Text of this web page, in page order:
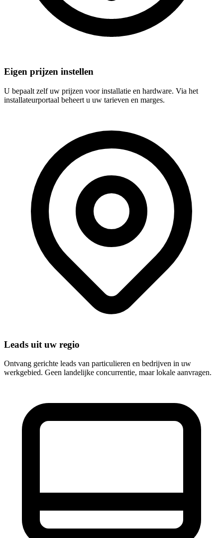
Eigen prijzen instellen
U bepaalt zelf uw prijzen voor installatie en hardware. Via het
installateurportaal beheert u uw tarieven en marges.
Leads uit uw regio
Ontvang gerichte leads van particulieren en bedrijven in uw
werkgebied. Geen landelijke concurrentie, maar lokale aanvragen.